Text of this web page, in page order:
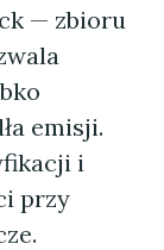
— zbioru
emisji.
i
przy